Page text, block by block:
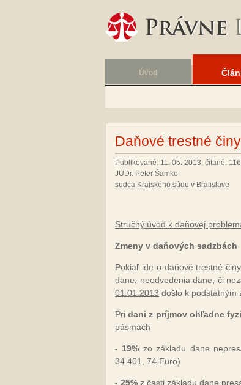
Úvod
Daňové trestné
Publikované: 11. 05. 2013, čítané:
JUDr. Peter Šamko
sudca Krajského súdu v Bratislave
Struč­ný úvod k da­ňo­vej
Zme­ny v da­ňo­vých sadz­bách
Po­kiaľ ide o da­ňo­vé tres­tné
da­ne, neod­ve­de­nia da­ne, či
01.01.2013 doš­lo k pod­stat­ným
Prida­ni z príj­mov oh­ľad­ne
pás­mach
- 19% zo zá­kla­du da­ne
34 401, 74 Euro)
- 25% z čas­ti zá­kla­du da­ne